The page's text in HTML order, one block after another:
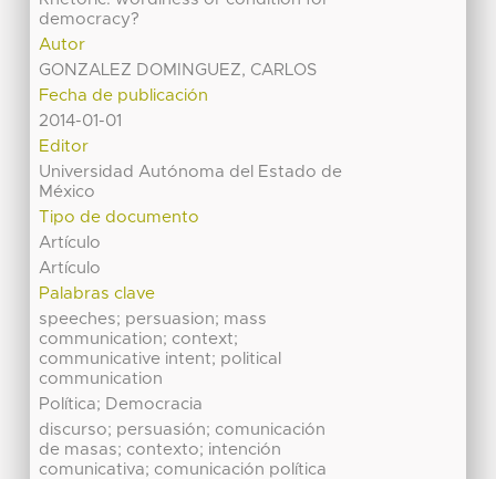
democracy?
Autor
GONZALEZ DOMINGUEZ, CARLOS
Fecha de publicación
2014-01-01
Editor
Universidad Autónoma del Estado de
México
Tipo de documento
Artículo
Artículo
Palabras clave
speeches; persuasion; mass
communication; context;
communicative intent; political
communication
Política; Democracia
discurso; persuasión; comunicación
de masas; contexto; intención
comunicativa; comunicación política